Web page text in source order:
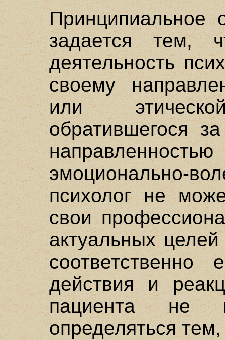
Принципиальное
задается тем,
деятельность
своему
или
обратившегося
психолог не
свои
актуальных
соответственно
действия и
пациента не
определяться тем,